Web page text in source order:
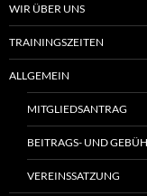
WIR ÜBER UNS
TRAININGSZEITEN
ALLGEMEIN
MITGLIEDSANTRAG
BEITRAGS- UND
VEREINSSATZUNG